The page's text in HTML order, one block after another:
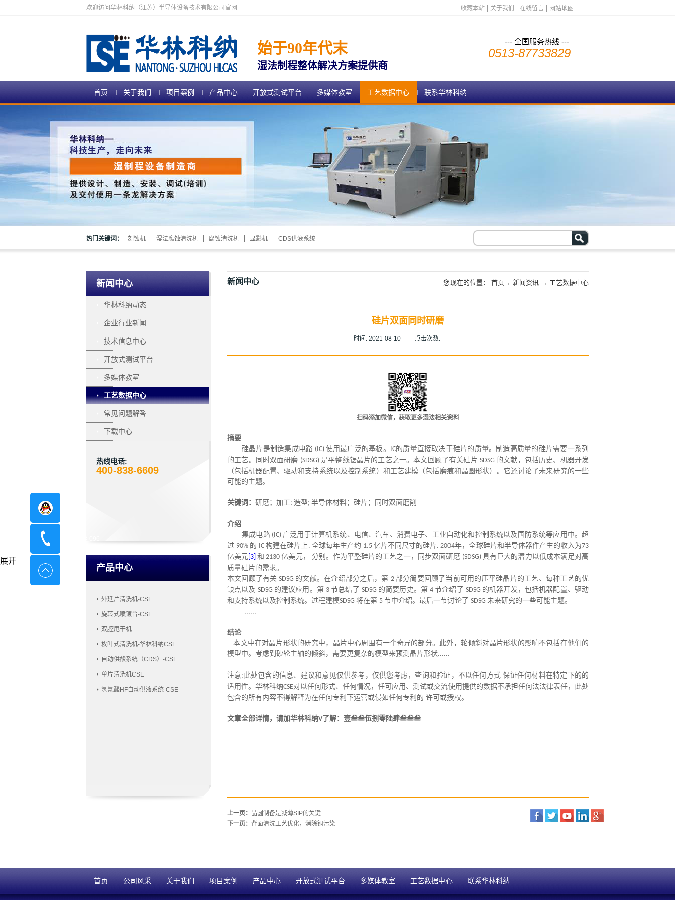
欢迎访问华林科纳（江苏）半导体设备技术有限公司官网 收藏本站 关于我们 在线留言 网站地图
始于90年代末
湿法制程整体解决方案提供商
--- 全国服务热线 ---
0513-87733829
首页 关于我们 项目案例 产品中心 开放式测试平台 多媒体教室 工艺数据中心 联系华林科纳
热门关键词： 刻蚀机 湿法腐蚀清洗机 腐蚀清洗机 显影机 CDS供液系统
新闻中心
华林科纳动态
企业行业新闻
技术信息中心
开放式测试平台
多媒体教室
工艺数据中心
常见问题解答
下载中心
热线电话:
400-838-6609
产品中心
外延片清洗机-CSE
旋转式喷镀台-CSE
双腔甩干机
枚叶式清洗机-华林科纳CSE
自动供酸系统（CDS）-CSE
单片清洗机CSE
氢氟酸HF自动供液系统-CSE
新闻中心 您现在的位置： 首页→ 新闻资讯 → 工艺数据中心
硅片双面同时研磨
时间: 2021-08-10 点击次数:
扫码添加微信，获取更多湿法相关资料
摘要
硅晶片是制造集成电路 (IC) 使用最广泛的基板。 IC的质量直接取决于硅片的质量。制造高质量的硅片需要一系列
的工艺。同时双面研磨 (SDSG)是平整线锯晶片的工艺之一。本文回顾了有关硅片 SDSG 的文献，包括历史、机器开发
（包括机器配置、驱动和支持系统以及控制系统）和工艺建模（包括磨痕和晶圆形状）。它还讨论了未来研究的一些
可能的主题。
关键词： 研磨；加工; 造型; 半导体材料；硅片；同时双面磨削
介绍
集成电路 (IC) 广泛用于计算机系统、电信、汽车、消费电子、工业自动化和控制系统以及国防系统等应用中。超
过 90% 的 IC构建在硅片上 . 全球每年生产约 1.5 亿片不同尺寸的硅片. 2004年，全球硅片和半导体器件产生的收入为73
亿美元 [3] 和 2130亿美元， 分别。作为平整硅片的工艺之一，同步双面研磨 (SDSG)具有巨大的潜力以低成本满足对高
质量硅片的需求。
本文回顾了有关 SDSG 的文献。在介绍部分之后，第 2 部分简要回顾了当前可用的压平硅晶片的工艺、每种工艺的优
缺点以及 SDSG 的建议应用。第 3 节总结了 SDSG 的简要历史。第4 节介绍了 SDSG 的机器开发，包括机器配置、驱动
和支持系统以及控制系统。过程建模SDSG 将在第 5 节中介绍。最后一节讨论了 SDSG 未来研究的一些可能主题。
结论
本文中在对晶片形状的研究中，晶片中心周围有一个奇异的部分。此外，轮倾斜对晶片形状的影响不包括在他们的
模型中。考虑到砂轮主轴的倾斜，需要更复杂的模型来预测晶片形状......
注意: 此处包含的信息、建议和意见仅供参考，仅供您考虑，查询和验证，不以任何方式 保证任何材料在特定下的的
适用性。华林科纳CSE对以任何形式、任何情况，任可应用、测试或交流使用提供的数据不承担任何法法律表任，此处
包含的所有内容不得解释为在任何专利下运营或侵如任何专利的 许可或授权。
文章全部详情，请加华林科纳V 了解：壹叁叁伍捌零陆肆叁叁叁
上一页： 晶圆制备是减薄SIP的关键
下一页： 背面清洗工艺优化，消除铜污染
首页 公司风采 关于我们 项目案例 产品中心 开放式测试平台 多媒体教室 工艺数据中心 联系华林科纳
在线咨询
展开